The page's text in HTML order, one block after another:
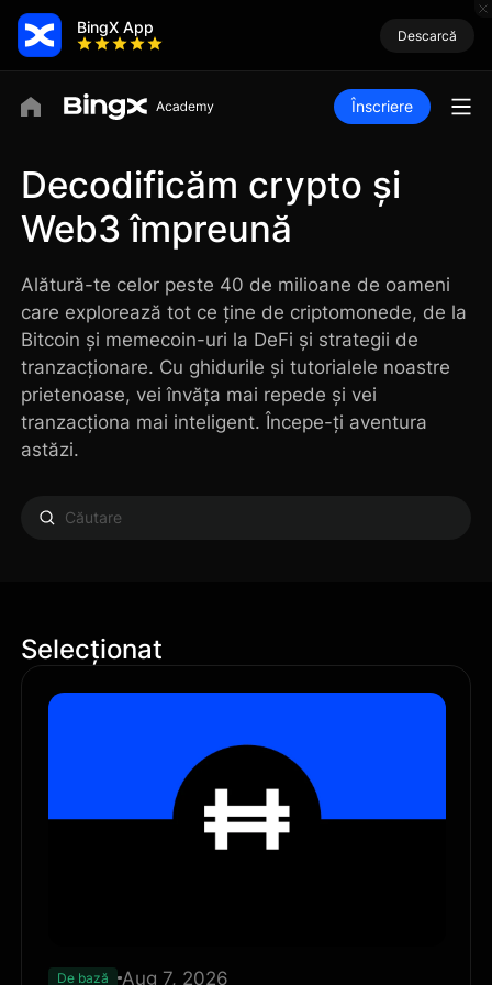
BingX App Descarcă
Înscriere
Decodificăm crypto și
Web3 împreună
Alătură-te celor peste 40 de milioane de oameni
care explorează tot ce ține de criptomonede, de la
Bitcoin și memecoin-uri la DeFi și strategii de
tranzacționare. Cu ghidurile și tutorialele noastre
prietenoase, vei învăța mai repede și vei
tranzacționa mai inteligent. Începe-ți aventura
astăzi.
Selecționat
De bază Aug 7, 2026